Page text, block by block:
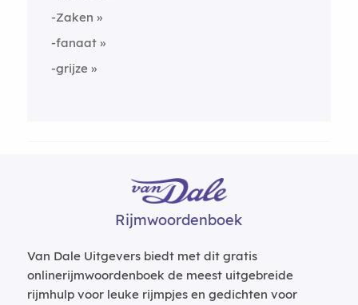
-Zaken
-fanaat
-grijze
Rijmwoordenboek
Van Dale Uitgevers biedt met dit gratis
onlinerijmwoordenboek de meest uitgebreide
rijmhulp voor leuke rijmpjes en gedichten voor